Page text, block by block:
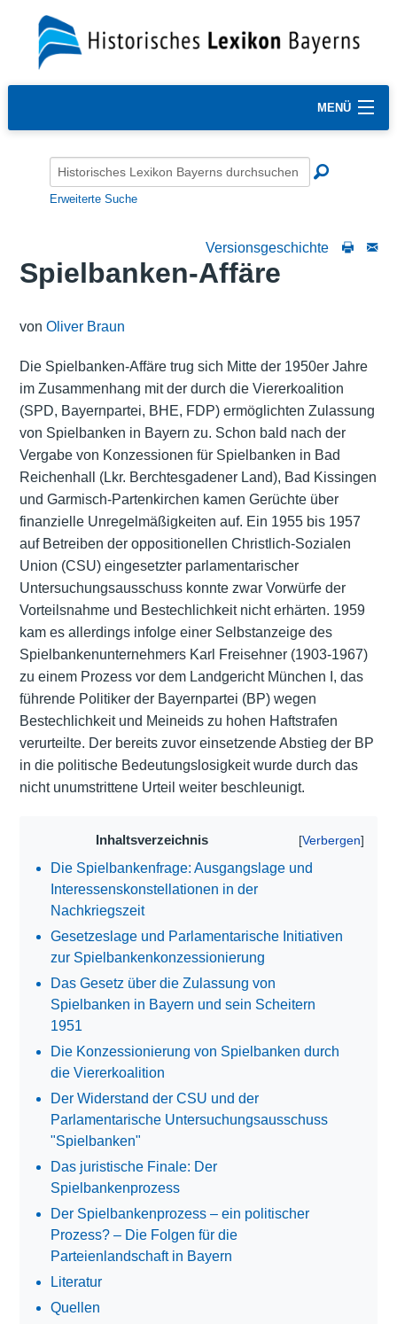
MENÜ
Erweiterte Suche
Versionsgeschichte
Spielbanken-Affäre
von Oliver Braun
Die Spielbanken-Affäre trug sich Mitte der 1950er Jahre
im Zusammenhang mit der durch die Viererkoalition
(SPD, Bayernpartei, BHE, FDP) ermöglichten Zulassung
von Spielbanken in Bayern zu. Schon bald nach der
Vergabe von Konzessionen für Spielbanken in Bad
Reichenhall (Lkr. Berchtesgadener Land), Bad Kissingen
und Garmisch-Partenkirchen kamen Gerüchte über
finanzielle Unregelmäßigkeiten auf. Ein 1955 bis 1957
auf Betreiben der oppositionellen Christlich-Sozialen
Union (CSU) eingesetzter parlamentarischer
Untersuchungsausschuss konnte zwar Vorwürfe der
Vorteilsnahme und Bestechlichkeit nicht erhärten. 1959
kam es allerdings infolge einer Selbstanzeige des
Spielbankenunternehmers Karl Freisehner (1903-1967)
zu einem Prozess vor dem Landgericht München I, das
führende Politiker der Bayernpartei (BP) wegen
Bestechlichkeit und Meineids zu hohen Haftstrafen
verurteilte. Der bereits zuvor einsetzende Abstieg der BP
in die politische Bedeutungslosigkeit wurde durch das
nicht unumstrittene Urteil weiter beschleunigt.
Inhaltsverzeichnis
Die Spielbankenfrage: Ausgangslage und
Interessenskonstellationen in der
Nachkriegszeit
Gesetzeslage und Parlamentarische Initiativen
zur Spielbankenkonzessionierung
Das Gesetz über die Zulassung von
Spielbanken in Bayern und sein Scheitern
1951
Die Konzessionierung von Spielbanken durch
die Viererkoalition
Der Widerstand der CSU und der
Parlamentarische Untersuchungsausschuss
"Spielbanken"
Das juristische Finale: Der
Spielbankenprozess
Der Spielbankenprozess – ein politischer
Prozess? – Die Folgen für die
Parteienlandschaft in Bayern
Literatur
Quellen